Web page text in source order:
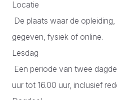
Locatie
De plaats waar de
gegeven, fysiek of online.
Lesdag
Een periode van twee
uur tot 16.00 uur, inclusief